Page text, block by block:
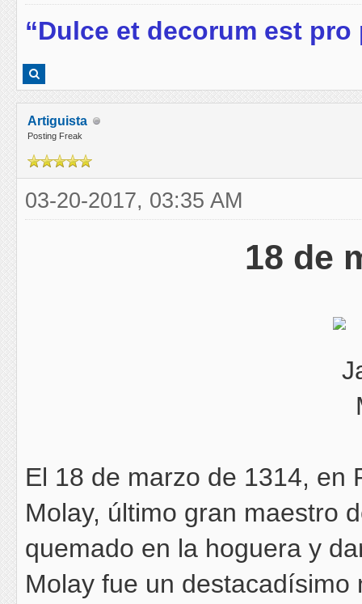
“Dulce et decorum est pro
Artiguista
Posting Freak
03-20-2017, 03:35 AM
18 de
El 18 de marzo de 1314, en
Molay, último gran maestro
quemado en la hoguera y
Molay fue un